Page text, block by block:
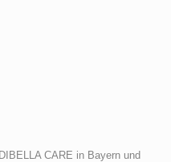
CARE in Bayern und